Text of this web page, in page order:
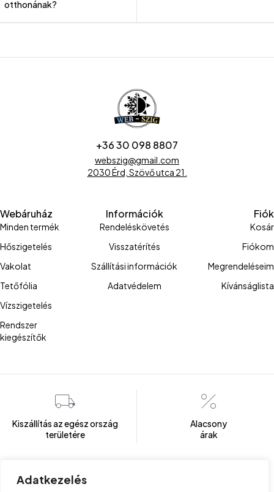
Adatkezelés
otthonának?
+36 30 098 8807
webszig@gmail.com
2030 Érd, Szövő utca 21.
Webáruház
Minden termék
Hőszigetelés
Vakolat
Tetőfólia
Vízszigetelés
Rendszer
kiegészítők
Információk
Rendeléskövetés
Visszatérítés
Szállítási információk
Adatvédelem
Fiók
Kosár
Fiókom
Megrendeléseim
Kívánságlista
Kiszállítás az egész ország
területére
Alacsony
árak